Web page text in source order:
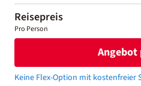
Reisepreis
Pro Person
Angebot
Keine Flex-Option mit kostenfreier